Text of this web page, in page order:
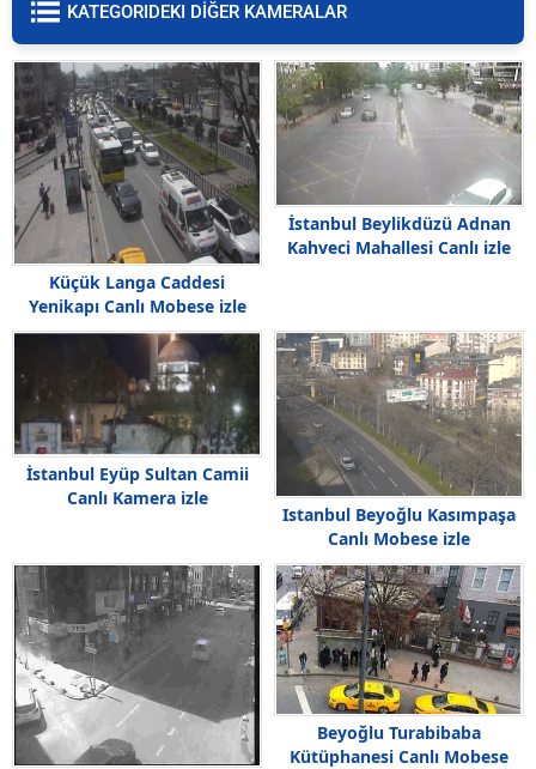
KATEGORIDEKI DİĞER KAMERALAR
Küçük Langa Caddesi
Yenikapı Canlı Mobese izle
İstanbul Beylikdüzü Adnan
Kahveci Mahallesi Canlı izle
İstanbul Eyüp Sultan Camii
Canlı Kamera izle
Istanbul Beyoğlu Kasımpaşa
Canlı Mobese izle
Beyoğlu Turabibaba
Kütüphanesi Canlı Mobese